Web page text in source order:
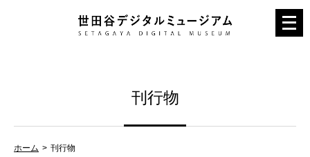
メ
ニ
刊行物
ホーム 刊行物